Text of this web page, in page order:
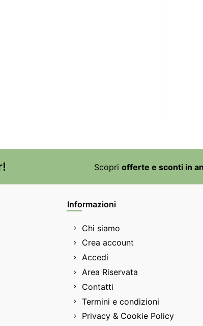
Scopri offerte e sconti in
Informazioni
Chi siamo
Crea account
Accedi
Area Riservata
Contatti
Termini e condizioni
Privacy & Cookie Policy